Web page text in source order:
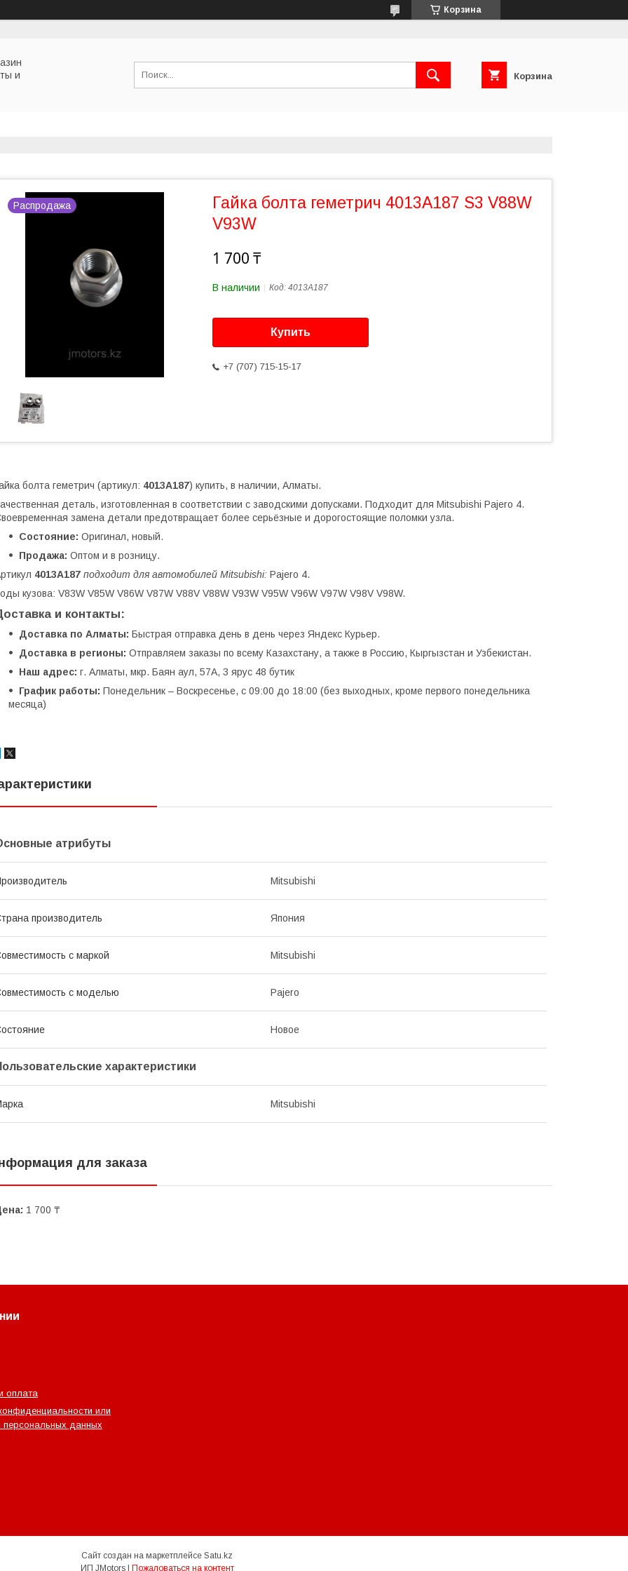
Корзина
и
Корзина
Распродажа
Гайка болта геметрич 4013A187 S3 V88W
V93W
1 700 ₸
В наличии Код: 4013A187
Купить
+7 (707) 715-15-17
болта геметрич (артикул: 4013A187) купить, в наличии, Алматы.
деталь, изготовленная в соответствии с заводскими допусками. Подходит для Mitsubishi Pajero 4.
замена детали предотвращает более серьёзные и дорогостоящие поломки узла.
Состояние: Оригинал, новый.
Продажа: Оптом и в розницу.
4013A187 подходит для автомобилей Mitsubishi: Pajero 4.
кузова: V83W V85W V86W V87W V88V V88W V93W V95W V96W V97W V98V V98W.
и контакты:
Доставка по Алматы: Быстрая отправка день в день через Яндекс Курьер.
Доставка в регионы: Отправляем заказы по всему Казахстану, а также в Россию, Кыргызстан и Узбекистан.
Наш адрес: г. Алматы, мкр. Баян аул, 57А, 3 ярус 48 бутик
График работы: Понедельник – Воскресенье, с 09:00 до 18:00 (без выходных, кроме первого понедельника
месяца)
атрибуты
Mitsubishi
производитель Япония
с маркой Mitsubishi
с моделью Pajero
Новое
характеристики
Mitsubishi
для заказа
1 700 ₸
оплата
или
персональных данных
Сайт создан на маркетплейсе Satu.kz
Пожаловаться на контент